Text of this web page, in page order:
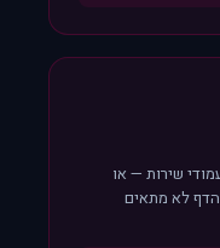
שירות — או
לא מתאים